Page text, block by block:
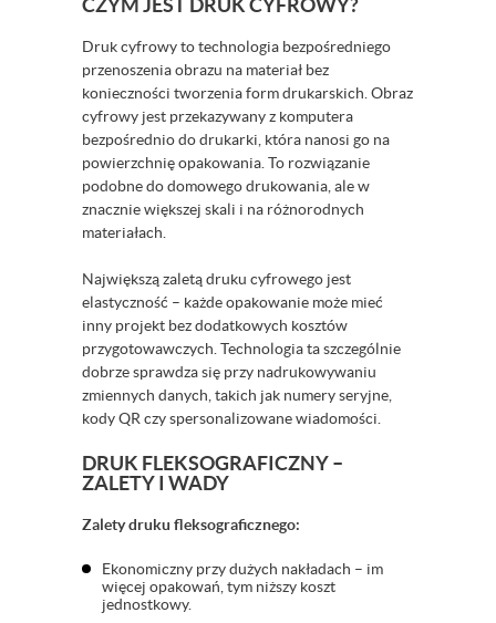
CZYM JEST DRUK CYFROWY?
Druk cyfrowy to technologia bezpośredniego
przenoszenia obrazu na materiał bez
konieczności tworzenia form drukarskich. Obraz
cyfrowy jest przekazywany z komputera
bezpośrednio do drukarki, która nanosi go na
powierzchnię opakowania. To rozwiązanie
podobne do domowego drukowania, ale w
znacznie większej skali i na różnorodnych
materiałach.
Największą zaletą druku cyfrowego jest
elastyczność – każde opakowanie może mieć
inny projekt bez dodatkowych kosztów
przygotowawczych. Technologia ta szczególnie
dobrze sprawdza się przy nadrukowywaniu
zmiennych danych, takich jak numery seryjne,
kody QR czy spersonalizowane wiadomości.
DRUK FLEKSOGRAFICZNY –
ZALETY I WADY
Zalety druku fleksograficznego:
Ekonomiczny przy dużych nakładach – im
więcej opakowań, tym niższy koszt
jednostkowy.